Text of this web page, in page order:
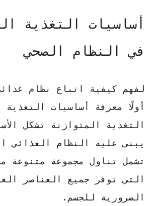
أساسيات التغذية
في النظام الصحي
لفهم كيفية اتباع نظام
أولًا معرفة
أساسيات التغذية
التغذية المتوازنة تشكل
يبنى عليه النظام الغذائي
تشمل تناول مجموعة متنوعة
التي توفر جميع العناصر
الضرورية للجسم.